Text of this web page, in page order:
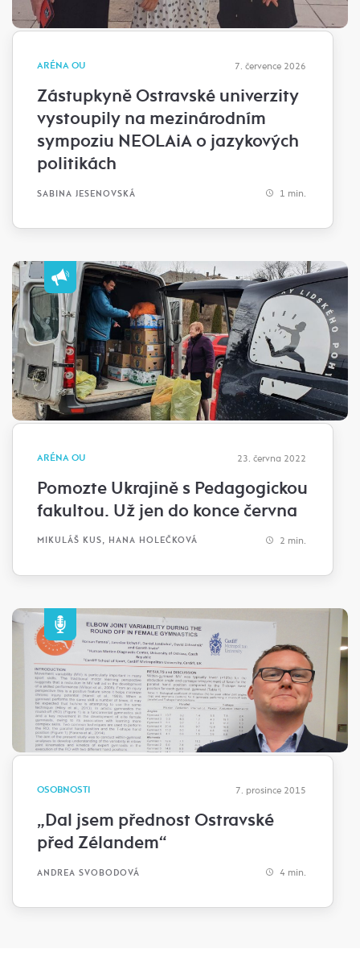
ARÉNA OU 7. července 2026
Zástupkyně Ostravské univerzity
vystoupily na mezinárodním
sympoziu NEOLAiA o jazykových
politikách
SABINA JESENOVSKÁ 1 min.
ARÉNA OU 23. června 2022
Pomozte Ukrajině s Pedagogickou
fakultou. Už jen do konce června
MIKULÁŠ KUS, HANA HOLEČKOVÁ 2 min.
OSOBNOSTI 7. prosince 2015
„Dal jsem přednost Ostravské
před Zélandem“
ANDREA SVOBODOVÁ 4 min.